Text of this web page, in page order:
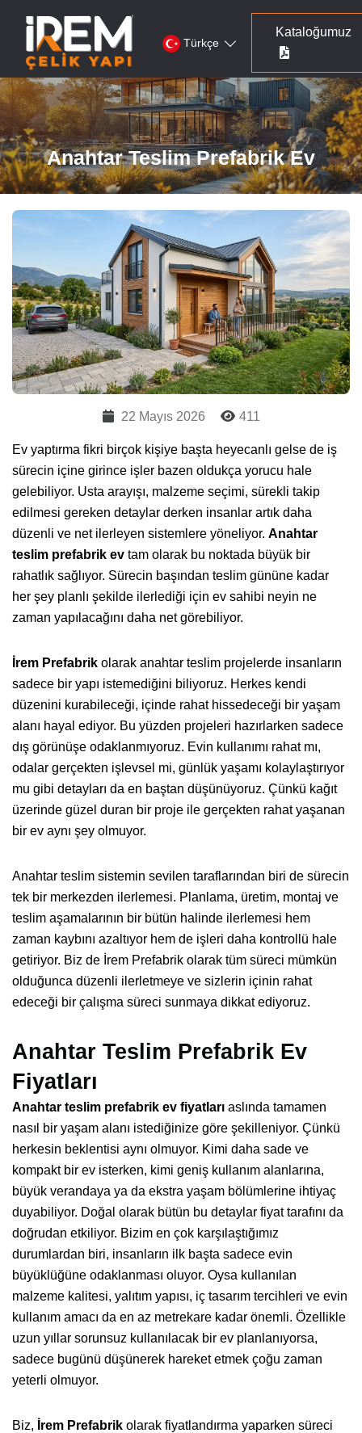
Türkçe
Kataloğumuz
Anahtar Teslim Prefabrik Ev
22 Mayıs 2026 411
Ev yaptırma fikri birçok kişiye başta heyecanlı gelse de iş
sürecin içine girince işler bazen oldukça yorucu hale
gelebiliyor. Usta arayışı, malzeme seçimi, sürekli takip
edilmesi gereken detaylar derken insanlar artık daha
düzenli ve net ilerleyen sistemlere yöneliyor. Anahtar
teslim prefabrik ev tam olarak bu noktada büyük bir
rahatlık sağlıyor. Sürecin başından teslim gününe kadar
her şey planlı şekilde ilerlediği için ev sahibi neyin ne
zaman yapılacağını daha net görebiliyor.
İrem Prefabrik olarak anahtar teslim projelerde insanların
sadece bir yapı istemediğini biliyoruz. Herkes kendi
düzenini kurabileceği, içinde rahat hissedeceği bir yaşam
alanı hayal ediyor. Bu yüzden projeleri hazırlarken sadece
dış görünüşe odaklanmıyoruz. Evin kullanımı rahat mı,
odalar gerçekten işlevsel mi, günlük yaşamı kolaylaştırıyor
mu gibi detayları da en baştan düşünüyoruz. Çünkü kağıt
üzerinde güzel duran bir proje ile gerçekten rahat yaşanan
bir ev aynı şey olmuyor.
Anahtar teslim sistemin sevilen taraflarından biri de sürecin
tek bir merkezden ilerlemesi. Planlama, üretim, montaj ve
teslim aşamalarının bir bütün halinde ilerlemesi hem
zaman kaybını azaltıyor hem de işleri daha kontrollü hale
getiriyor. Biz de İrem Prefabrik olarak tüm süreci mümkün
olduğunca düzenli ilerletmeye ve sizlerin içinin rahat
edeceği bir çalışma süreci sunmaya dikkat ediyoruz.
Anahtar Teslim Prefabrik Ev
Fiyatları
Anahtar teslim prefabrik ev fiyatları aslında tamamen
nasıl bir yaşam alanı istediğinize göre şekilleniyor. Çünkü
herkesin beklentisi aynı olmuyor. Kimi daha sade ve
kompakt bir ev isterken, kimi geniş kullanım alanlarına,
büyük verandaya ya da ekstra yaşam bölümlerine ihtiyaç
duyabiliyor. Doğal olarak bütün bu detaylar fiyat tarafını da
doğrudan etkiliyor. Bizim en çok karşılaştığımız
durumlardan biri, insanların ilk başta sadece evin
büyüklüğüne odaklanması oluyor. Oysa kullanılan
malzeme kalitesi, yalıtım yapısı, iç tasarım tercihleri ve evin
kullanım amacı da en az metrekare kadar önemli. Özellikle
uzun yıllar sorunsuz kullanılacak bir ev planlanıyorsa,
sadece bugünü düşünerek hareket etmek çoğu zaman
yeterli olmuyor.
Biz, İrem Prefabrik olarak fiyatlandırma yaparken süreci